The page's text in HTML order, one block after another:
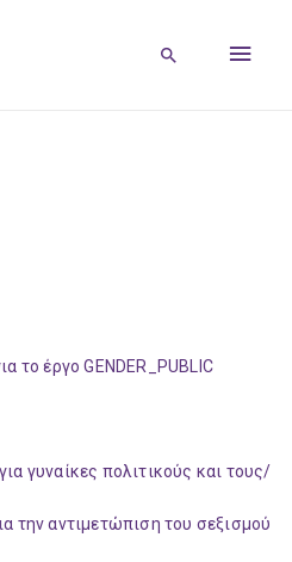
το έργο GENDER_PUBLIC
γυναίκες πολιτικούς και τους/
την αντιμετώπιση του σεξισμού